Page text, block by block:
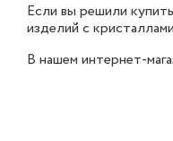
Если вы решили
изделий с
В нашем интернет-